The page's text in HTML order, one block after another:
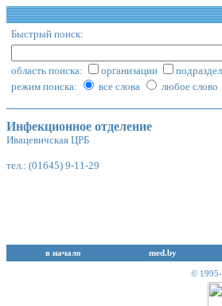
Быстрый поиск:
область поиска: организации
режим поиска:
все слова любое слово
Инфекционное отделение
Ивацевичская ЦРБ
тел.: (01645) 9-11-29
в начало med.by
© 1995-